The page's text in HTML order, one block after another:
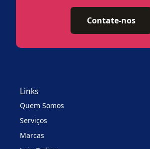
Contate-nos
Links
Quem Somos
Serviços
Marcas